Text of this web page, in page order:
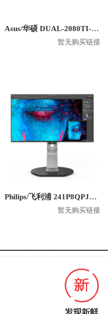
Asus/华硕 DUAL-2080TI-O11G 显卡
暂无购买链接
Philips/飞利浦 241P8QPJEB 23.8英寸 1080P显示器
暂无购买链接